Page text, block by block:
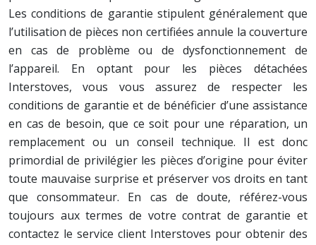
Les conditions de garantie stipulent généralement que
l’utilisation de pièces non certifiées annule la couverture
en cas de problème ou de dysfonctionnement de
l’appareil. En optant pour les pièces détachées
Interstoves, vous vous assurez de respecter les
conditions de garantie et de bénéficier d’une assistance
en cas de besoin, que ce soit pour une réparation, un
remplacement ou un conseil technique. Il est donc
primordial de privilégier les pièces d’origine pour éviter
toute mauvaise surprise et préserver vos droits en tant
que consommateur. En cas de doute, référez-vous
toujours aux termes de votre contrat de garantie et
contactez le service client Interstoves pour obtenir des